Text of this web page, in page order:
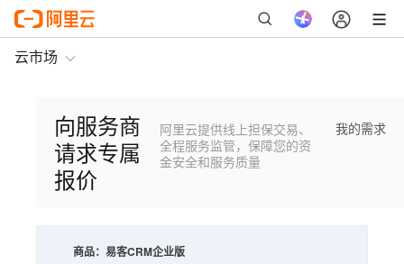
云市场
向服务商
请求专属
报价
阿里云提供线上担保交易、
全程服务监管，保障您的资
金安全和服务质量
我的需求
商品： 易客CRM企业版